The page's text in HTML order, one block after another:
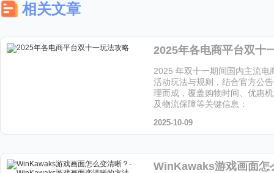
相关文章
2025年各电商平台双十
2025 年双十一期间国内主流电
活动玩法与规则，结合官方公
理而成，覆盖购物时间、优惠
及物流保障等关键信息：
2025-10-09